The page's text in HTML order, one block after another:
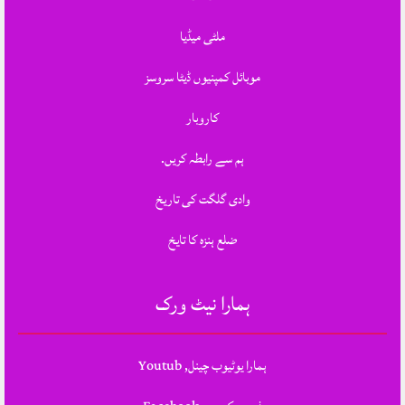
ملٹی میڈیا
موبائل کمپنیوں ڈیٹا سروسز
کاروبار
ہم سے رابطہ کریں.
وادی گلگت کی تاریخ
ضلع ہنزہ کا تایخ
ہمارا نیٹ ورک
ہمارا یوٹیوب چینل, Youtub